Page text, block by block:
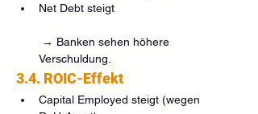
Net Debt steigt
Verschuldung.
3.4. ROIC-Effekt
Capital Employed steigt (wegen